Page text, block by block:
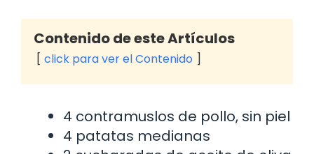
Contenido de este Artículos
click para ver el Contenido
4 contramuslos de pollo, sin piel
4 patatas medianas